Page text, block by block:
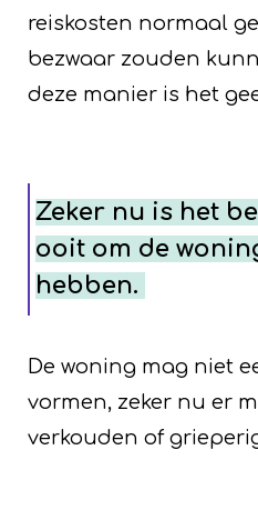
reiskosten normaal
bezwaar zouden
deze manier is het
Zeker nu is het
ooit om de
hebben.
De woning mag niet
vormen, zeker nu er
verkouden of